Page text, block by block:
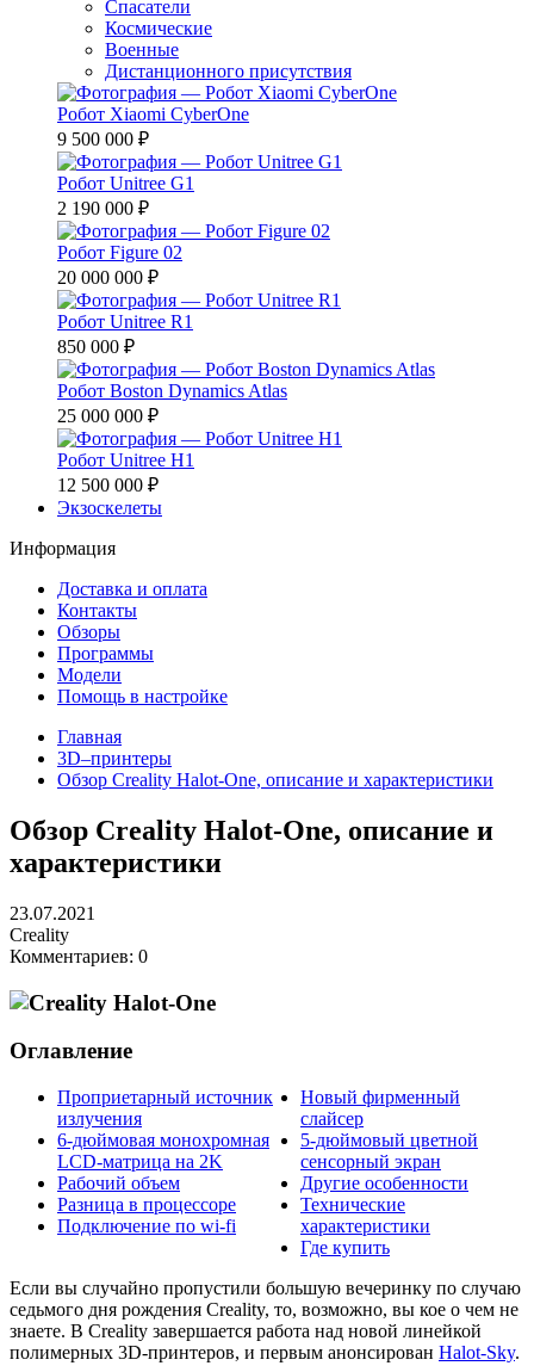
Спасатели
Космические
Военные
Дистанционного присутствия
Робот Xiaomi CyberOne
9 500 000 ₽
Робот Unitree G1
2 190 000 ₽
Робот Figure 02
20 000 000 ₽
Робот Unitree R1
850 000 ₽
Робот Boston Dynamics Atlas
25 000 000 ₽
Робот Unitree H1
12 500 000 ₽
Экзоскелеты
Информация
Доставка и оплата
Контакты
Обзоры
Программы
Модели
Помощь в настройке
Главная
3D–принтеры
Обзор Creality Halot-One, описание и характеристики
Обзор Creality Halot-One, описание и
характеристики
23.07.2021
Creality
Комментариев: 0
Оглавление
Проприетарный источник
излучения
6-дюймовая монохромная
LCD-матрица на 2K
Рабочий объем
Разница в процессоре
Подключение по wi-fi
Новый фирменный
слайсер
5-дюймовый цветной
сенсорный экран
Другие особенности
Технические
характеристики
Где купить
Если вы случайно пропустили большую вечеринку по случаю
седьмого дня рождения Creality, то, возможно, вы кое о чем не
знаете. В Creality завершается работа над новой линейкой
полимерных 3D-принтеров, и первым анонсирован Halot-Sky.